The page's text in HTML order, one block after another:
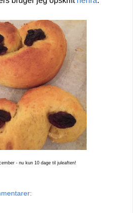
- nu kun 10 dage til juleaften!